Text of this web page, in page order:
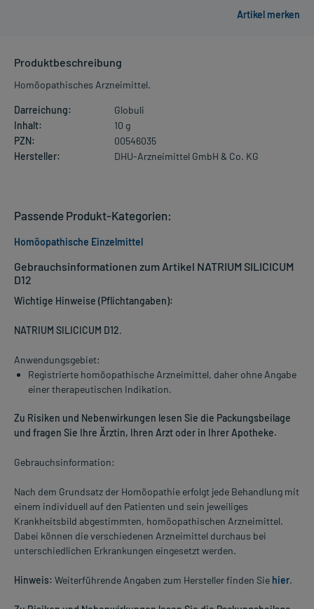
Produktbeschreibung
Homöopathisches Arzneimittel.
Darreichung:
Globuli
Inhalt:
10 g
PZN:
00546035
Hersteller:
DHU-Arzneimittel GmbH & Co. KG
Gebrauchsinformationen zum Artikel NATRIUM SILICICUM
D12
Wichtige Hinweise (Pflichtangaben):
NATRIUM SILICICUM D12.
Anwendungsgebiet:
Registrierte homöopathische Arzneimittel, daher ohne Angabe
einer therapeutischen Indikation.
Zu Risiken und Nebenwirkungen lesen Sie die Packungsbeilage
und fragen Sie Ihre Ärztin, Ihren Arzt oder in Ihrer Apotheke.
Gebrauchsinformation:
Nach dem Grundsatz der Homöopathie erfolgt jede Behandlung mit
einem individuell auf den Patienten und sein jeweiliges
Krankheitsbild abgestimmten, homöopathischen Arzneimittel.
Dabei können die verschiedenen Arzneimittel durchaus bei
unterschiedlichen Erkrankungen eingesetzt werden.
Hinweis: Weiterführende Angaben zum Hersteller finden Sie hier.
Passende Produkt-Kategorien:
Homöopathische Einzelmittel